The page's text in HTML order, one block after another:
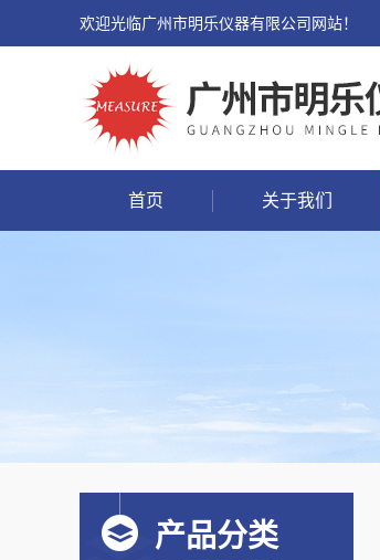
欢迎光临广州市明乐仪器有限公司网站！
首页 关于我们
产品分类